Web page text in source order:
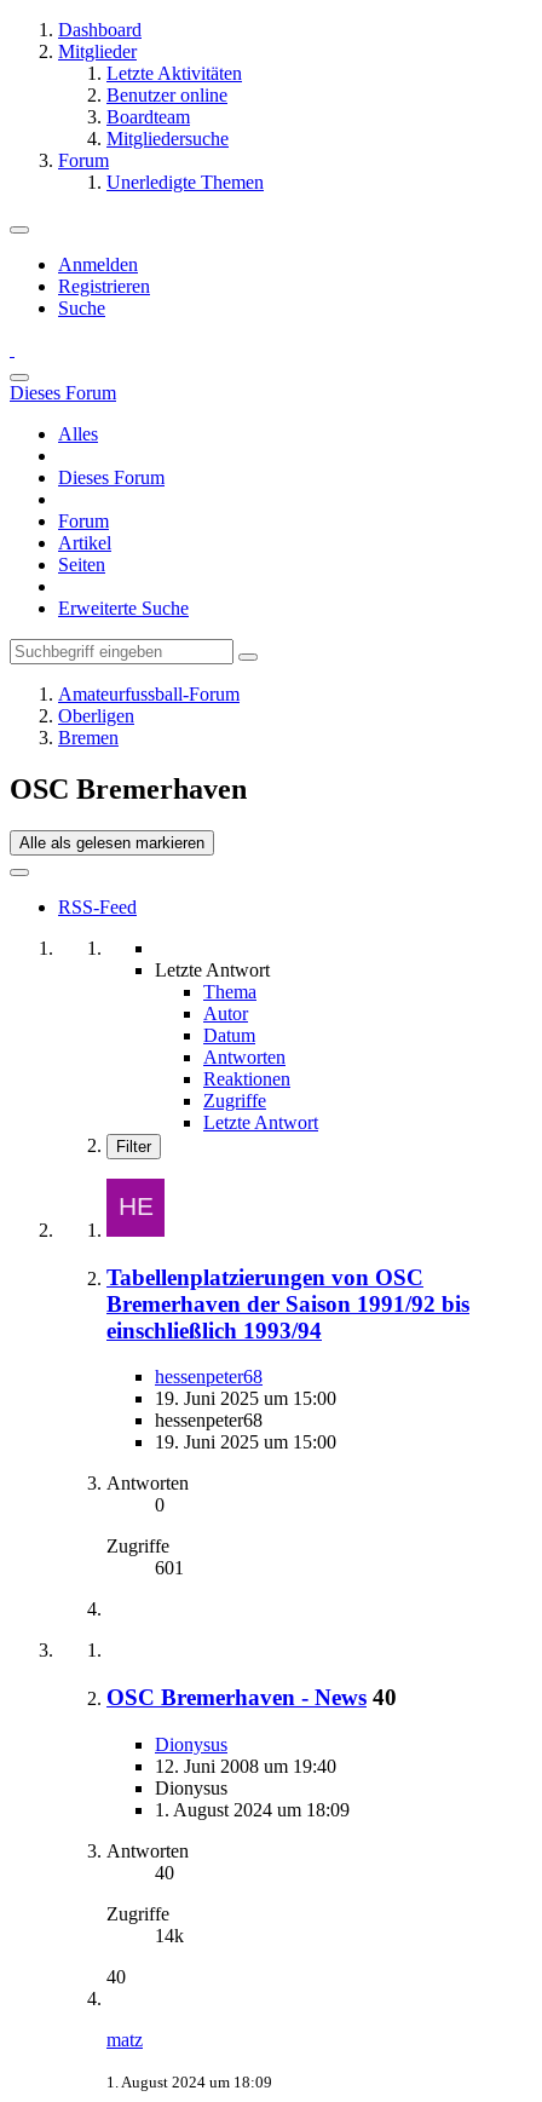
Dashboard
Mitglieder
Letzte Aktivitäten
Benutzer online
Boardteam
Mitgliedersuche
Forum
Unerledigte Themen
Anmelden
Registrieren
Suche
Dieses Forum
Alles
Dieses Forum
Forum
Artikel
Seiten
Erweiterte Suche
Amateurfussball-Forum
Oberligen
Bremen
OSC Bremerhaven
Alle als gelesen markieren
RSS-Feed
Letzte Antwort
Thema
Autor
Datum
Antworten
Reaktionen
Zugriffe
Letzte Antwort
Filter
Tabellenplatzierungen von OSC
Bremerhaven der Saison 1991/92 bis
einschließlich 1993/94
hessenpeter68
19. Juni 2025 um 15:00
hessenpeter68
19. Juni 2025 um 15:00
Antworten
0
Zugriffe
601
OSC Bremerhaven - News 40
Dionysus
12. Juni 2008 um 19:40
Dionysus
1. August 2024 um 18:09
Antworten
40
Zugriffe
14k
40
matz
1. August 2024 um 18:09